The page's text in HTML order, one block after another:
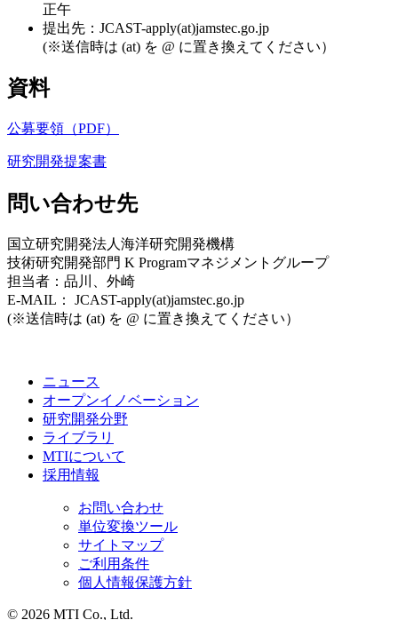
正午
提出先：JCAST-apply(at)jamstec.go.jp
(※送信時は (at) を @ に置き換えてください）
資料
公募要領（PDF）
研究開発提案書
問い合わせ先
国立研究開発法人海洋研究開発機構
技術研究開発部⾨ K Programマネジメントグループ
担当者：品川、外崎
E-MAIL： JCAST-apply(at)jamstec.go.jp
(※送信時は (at) を @ に置き換えてください）
ニュース
オープンイノベーション
研究開発分野
ライブラリ
MTIについて
採用情報
お問い合わせ
単位変換ツール
サイトマップ
ご利用条件
個人情報保護方針
© 2026 MTI Co., Ltd.